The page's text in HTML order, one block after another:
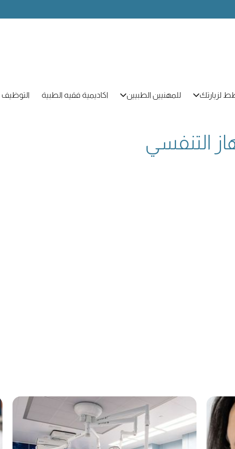
لزيارتك للمهنيين الطبيين اكاديمية فقيه الطبية التوظيف
التنفسي